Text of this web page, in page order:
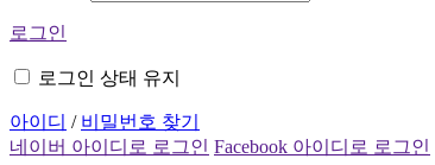
로그인
로그인 상태 유지
아이디 / 비밀번호 찾기
네이버 아이디로 로그인 Facebook 아이디로 로그인